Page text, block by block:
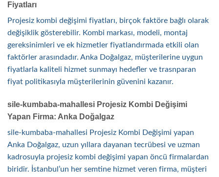
Fiyatları
Projesiz kombi değişimi fiyatları, birçok faktöre bağlı olarak
değişiklik gösterebilir. Kombi markası, modeli, montaj
gereksinimleri ve ek hizmetler fiyatlandırmada etkili olan
faktörler arasındadır. Anka Doğalgaz, müşterilerine uygun
fiyatlarla kaliteli hizmet sunmayı hedefler ve trasnparan
fiyat politikasıyla müşterilerinin güvenini kazanır.
sile-kumbaba-mahallesi Projesiz Kombi Değişimi
Yapan Firma: Anka Doğalgaz
sile-kumbaba-mahallesi Projesiz Kombi Değişimi yapan
Anka Doğalgaz, uzun yıllara dayanan tecrübesi ve uzman
kadrosuyla projesiz kombi değişimi yapan öncü firmalardan
biridir. İstanbul’un her semtine hizmet veren firma, müşteri